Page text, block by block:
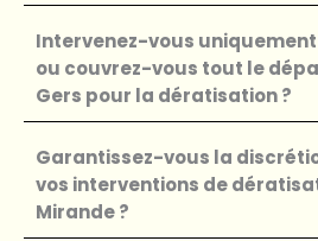
Intervenez-vous
ou couvrez-vous tout le
Gers pour la dératisation ?
Garantissez-vous la
vos interventions de
Mirande ?